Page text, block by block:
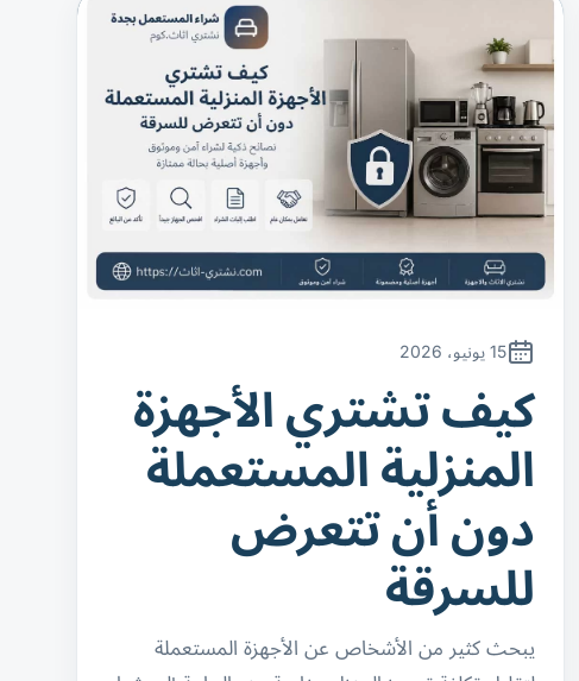
15 يونيو، 2026
كيف تشتري الأجهزة
المنزلية المستعملة
دون أن تتعرض
للسرقة
يبحث كثير من الأشخاص عن الأجهزة المستعملة